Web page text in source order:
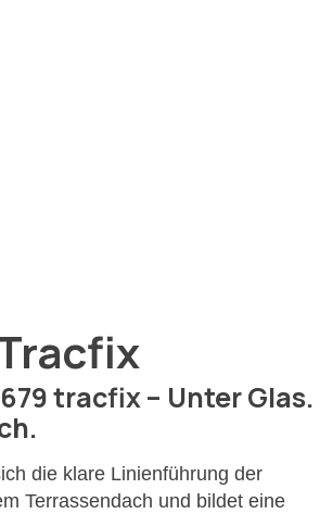
tracfix – Unter Glas.
die klare Linienführung der
Terrassendach und bildet eine